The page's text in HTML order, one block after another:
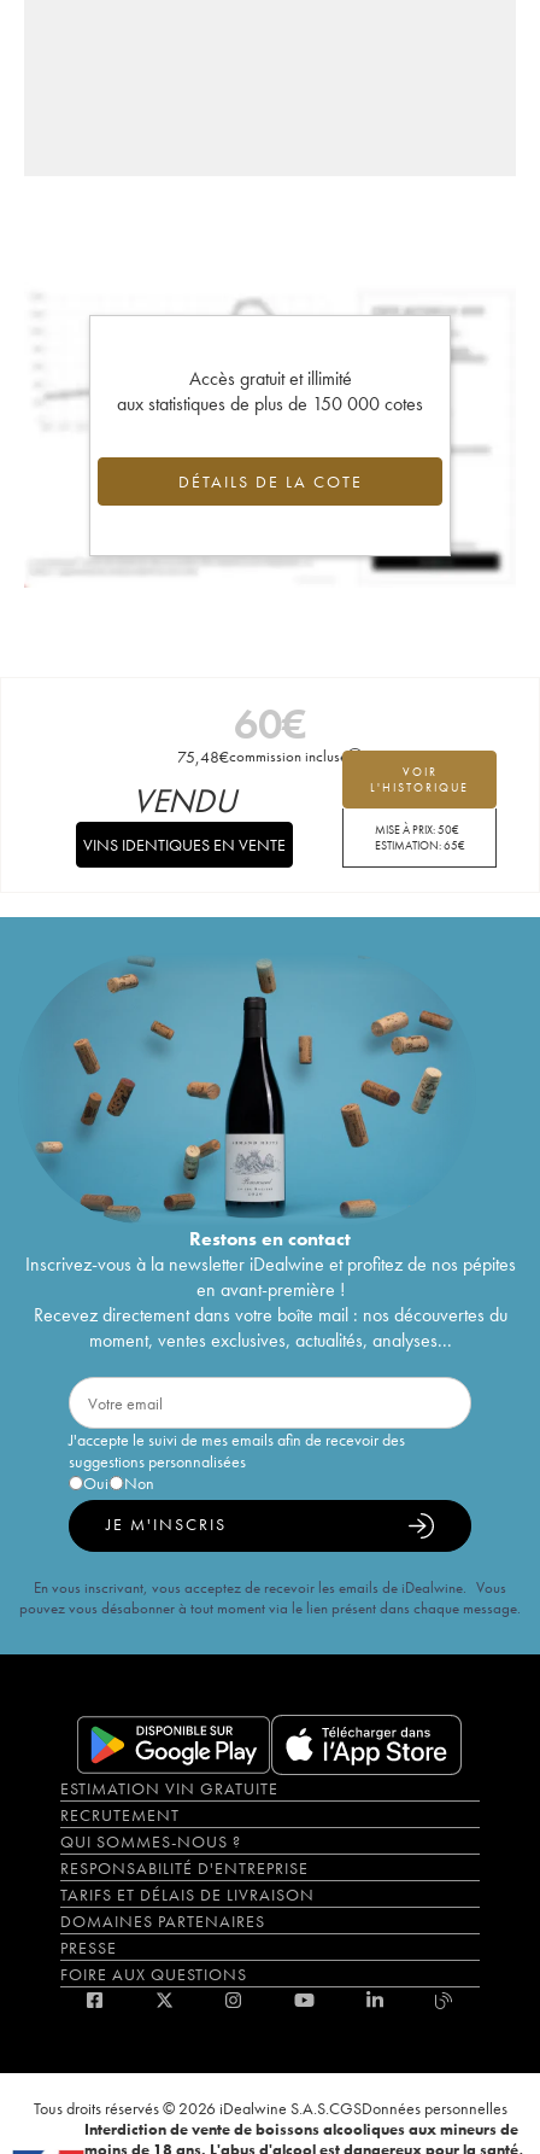
Accès gratuit et illimité
aux statistiques de plus de 150 000 cotes
DÉTAILS DE LA COTE
60€
75,48€commission incluse
VOIR
L'HISTORIQUE
MISE À PRIX:50€
ESTIMATION:65€
VENDU
VINS IDENTIQUES EN VENTE
Restons encontact
Inscrivez-vous à la newsletter iDealwine et profitez de nos pépites
en avant-première !
Recevez directement dans votre boîte mail : nos découvertes du
moment, ventes exclusives, actualités, analyses...
J'accepte le suivi de mes emails afin de recevoir des
suggestions personnalisées
Oui
Non
JE M'INSCRIS
En vous inscrivant, vous acceptez de recevoir les emails de iDealwine. Vous
pouvez vous désabonner à tout moment via le lien présent dans chaque message.
ESTIMATION VIN GRATUITE
RECRUTEMENT
QUI SOMMES-NOUS ?
RESPONSABILITÉ D'ENTREPRISE
TARIFS ET DÉLAIS DE LIVRAISON
DOMAINES PARTENAIRES
PRESSE
FOIRE AUX QUESTIONS
Tous droits réservés © 2026 iDealwine S.A.S.CGSDonnées personnelles
Interdiction de vente de boissons alcooliques aux mineurs de
moins de 18 ans. L'abus d'alcool est dangereux pour la santé,